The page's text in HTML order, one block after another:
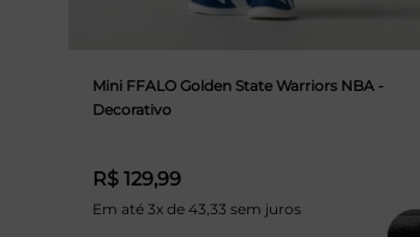
Mini FFALO Golden State Warriors NBA -
Decorativo
R$ 129,99
Em até 3x de 43,33 sem juros